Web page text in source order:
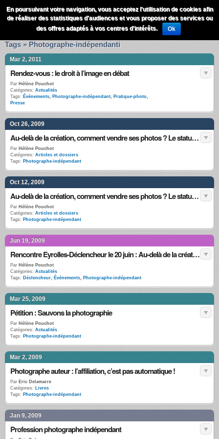
QuestionsPhoto Menu
Tags » Photographe-indépendanti
Mar 2, 2011
Rendez-vous : le droit à l’image en débat
Par Hélène Pouchot
Catégories: Actualités
Tags: Événements, Photographe-indépendant, Pratique-photo,
Presse
Oct 26, 2009
Au-delà de la création, comment vendre ses photos ? Le statut de photographe (deuxième partie)
Par Hélène Pouchot
Catégories: Articles et dossiers
Tags: Photographe-indépendant
Oct 12, 2009
Au-delà de la création, comment vendre ses photos ? Le statut de photographe (première partie)
Par Hélène Pouchot
Catégories: Articles et dossiers
Tags: Photographe-indépendant
Jun 19, 2009
Rencontre Eyrolles-Déclencheur le 20 juin : Au-delà de la création, comment vendre ses photos ?
Par Hélène Pouchot
Catégories: Actualités
Tags: Déclencheur, Événements, Photographe-indépendant
Mar 25, 2009
Pétition : Sauvons la photographie
Par Hélène Pouchot
Catégories: Actualités
Tags: Photographe-indépendant
Mar 2, 2009
Photographe auteur : l’affiliation, c’est pas automatique !
Par Eric Delamarre
Catégories: Livres
Tags: Photographe-indépendant
Jan 9, 2009
Profession photographe indépendant
En poursuivant votre navigation, vous acceptez l'utilisation de cookies afin
de réaliser des statistiques d'audiences et vous proposer des services ou
des offres adaptés à vos centres d'intérêts.
Ok